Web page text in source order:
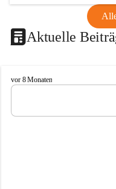
Aktuelle
C
e
l
vor 8 Monaten